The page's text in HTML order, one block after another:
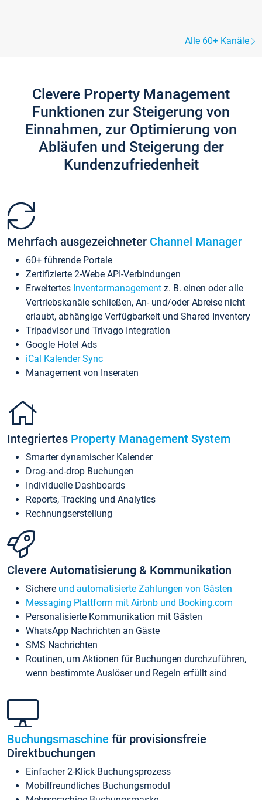
Alle 60+ Kanäle
Clevere Property Management
Funktionen zur Steigerung von
Einnahmen, zur Optimierung von
Abläufen und Steigerung der
Kundenzufriedenheit
Mehrfach ausgezeichneter Channel Manager
60+ führende Portale
Zertifizierte 2-Webe API-Verbindungen
Erweitertes Inventarmanagement z. B. einen oder alle
Vertriebskanäle schließen, An- und/oder Abreise nicht
erlaubt, abhängige Verfügbarkeit und Shared Inventory
Tripadvisor und Trivago Integration
Google Hotel Ads
iCal Kalender Sync
Management von Inseraten
Integriertes Property Management System
Smarter dynamischer Kalender
Drag-and-drop Buchungen
Individuelle Dashboards
Reports, Tracking und Analytics
Rechnungserstellung
Clevere Automatisierung & Kommunikation
Sichere und automatisierte Zahlungen von Gästen
Messaging Plattform mit Airbnb und Booking.com
Personalisierte Kommunikation mit Gästen
WhatsApp Nachrichten an Gäste
SMS Nachrichten
Routinen, um Aktionen für Buchungen durchzuführen,
wenn bestimmte Auslöser und Regeln erfüllt sind
Buchungsmaschine für provisionsfreie
Direktbuchungen
Einfacher 2-Klick Buchungsprozess
Mobilfreundliches Buchungsmodul